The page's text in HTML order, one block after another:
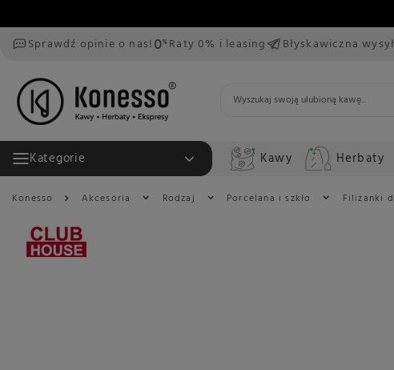
Sprawdź opinie o nas!
Raty 0% i leasing Błyskawiczna
Kategorie Kawy Herbaty
Konesso Akcesoria Rodzaj Porcelana i szkło Filiżanki